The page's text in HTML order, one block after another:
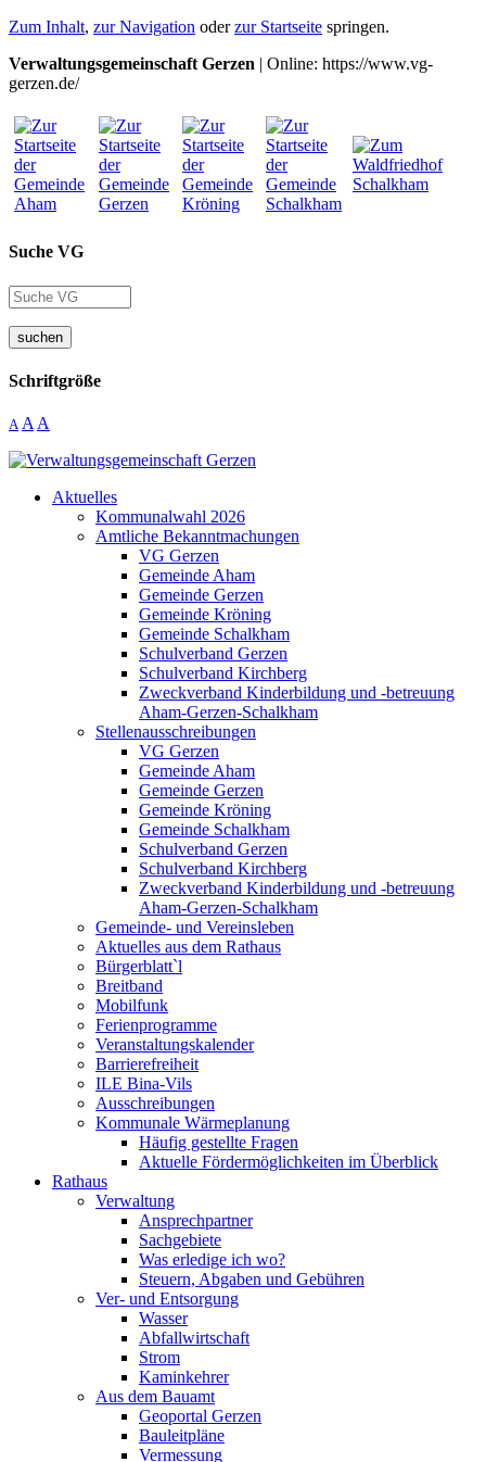
Zum Inhalt, zur Navigation oderzur Startseite springen.
Verwaltungsgemeinschaft Gerzen | Online: https://www.vg-
gerzen.de/
Suche VG
suchen
Schriftgröße
A A A
Aktuelles
Kommunalwahl 2026
Amtliche Bekanntmachungen
VG Gerzen
Gemeinde Aham
Gemeinde Gerzen
Gemeinde Kröning
Gemeinde Schalkham
Schulverband Gerzen
Schulverband Kirchberg
Zweckverband Kinderbildung und -betreuung
Aham-Gerzen-Schalkham
Stellenausschreibungen
VG Gerzen
Gemeinde Aham
Gemeinde Gerzen
Gemeinde Kröning
Gemeinde Schalkham
Schulverband Gerzen
Schulverband Kirchberg
Zweckverband Kinderbildung und -betreuung
Aham-Gerzen-Schalkham
Gemeinde- und Vereinsleben
Aktuelles aus dem Rathaus
Bürgerblatt`l
Breitband
Mobilfunk
Ferienprogramme
Veranstaltungskalender
Barrierefreiheit
ILE Bina-Vils
Ausschreibungen
Kommunale Wärmeplanung
Häufig gestellte Fragen
Aktuelle Fördermöglichkeiten im Überblick
Rathaus
Verwaltung
Ansprechpartner
Sachgebiete
Was erledige ich wo?
Steuern, Abgaben und Gebühren
Ver- und Entsorgung
Wasser
Abfallwirtschaft
Strom
Kaminkehrer
Aus dem Bauamt
Geoportal Gerzen
Bauleitpläne
Vermessung